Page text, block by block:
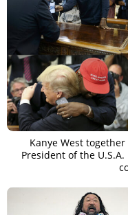
Kanye West
President of the